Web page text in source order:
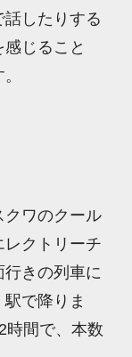
したりする
じること
クワのクール
クトリーチ
行きの列車に
で降りま
時間で、本数